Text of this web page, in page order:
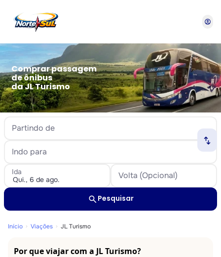
account_circle
Comprar passagem
de ônibus
da JL Turismo
Partindo de
Indo para
swap_horiz
Ida Volta (Opcional)
search Pesquisar
Início Viações JL Turismo
Por que viajar com a JL Turismo?